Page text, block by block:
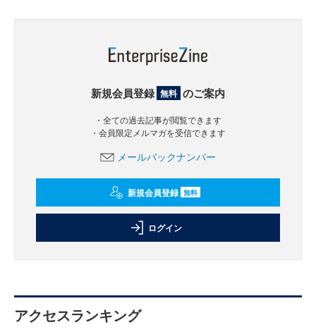
新規会員登録 無料 のご案内
・全ての過去記事が閲覧できます
・会員限定メルマガを受信できます
メールバックナンバー
新規会員登録 無料
ログイン
アクセスランキング